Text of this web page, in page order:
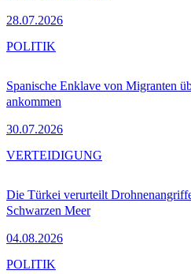
28.07.2026
Spanische Enklave von Migranten
ankommen
30.07.2026
POLITIK
Die Türkei verurteilt
Schwarzen Meer
04.08.2026
VERTEIDIGUNG
POLITIK